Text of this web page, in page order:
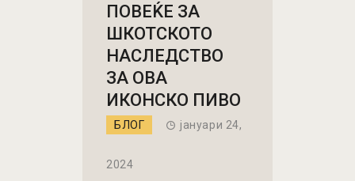
ПОВЕЌЕ ЗА
ШКОТСКОТО
НАСЛЕДСТВО
ЗА ОВА
ИКОНСКО ПИВО
БЛОГ јануари 24,
2024